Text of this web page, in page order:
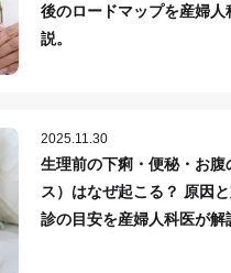
後のロードマップを産婦人
説。
2025.11.30
生理前の下痢・便秘・お腹
ス）はなぜ起こる？ 原因
診の目安を産婦人科医が解